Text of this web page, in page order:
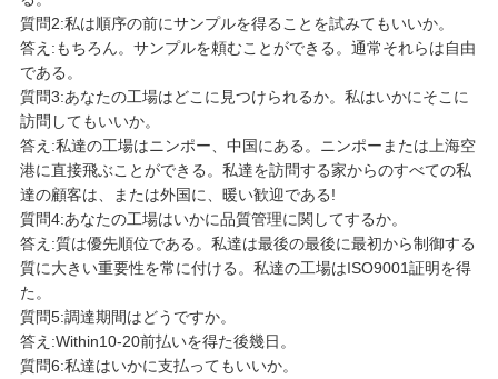
質問2:私は順序の前にサンプルを得ることを試みてもいいか。
答え:もちろん。サンプルを頼むことができる。通常それらは自由
である。
質問3:あなたの工場はどこに見つけられるか。私はいかにそこに
訪問してもいいか。
答え:私達の工場はニンポー、中国にある。ニンポーまたは上海空
港に直接飛ぶことができる。私達を訪問する家からのすべての私
達の顧客は、または外国に、暖い歓迎である!
質問4:あなたの工場はいかに品質管理に関してするか。
答え:質は優先順位である。私達は最後の最後に最初から制御する
質に大きい重要性を常に付ける。私達の工場はISO9001証明を得
た。
質問5:調達期間はどうですか。
答え:Within10-20前払いを得た後幾日。
質問6:私達はいかに支払ってもいいか。